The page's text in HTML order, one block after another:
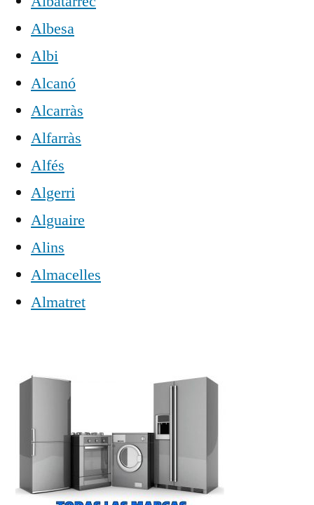
Albesa
Albi
Alcanó
Alcarràs
Alfarràs
Alfés
Algerri
Alguaire
Alins
Almacelles
Almatret